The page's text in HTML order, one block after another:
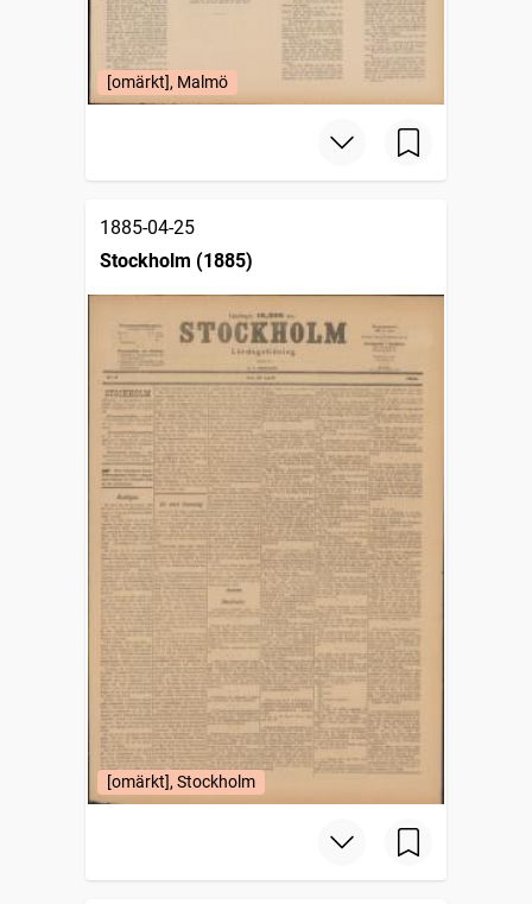
[omärkt], Malmö
1885-04-25
Stockholm (1885)
[omärkt], Stockholm